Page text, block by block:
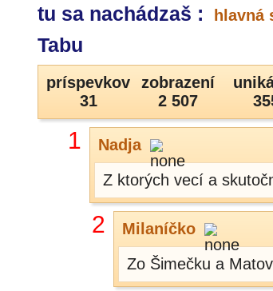
tu sa nachádzaš : hlavná
Tabu
príspevkov
31
zobrazení
2 507
1 Nadja
Z ktorých vecí a
2 Milaníčko
Zo Šimečku a